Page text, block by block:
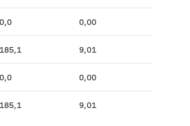
0,0 0,00
185,1 9,01
0,0 0,00
185,1 9,01